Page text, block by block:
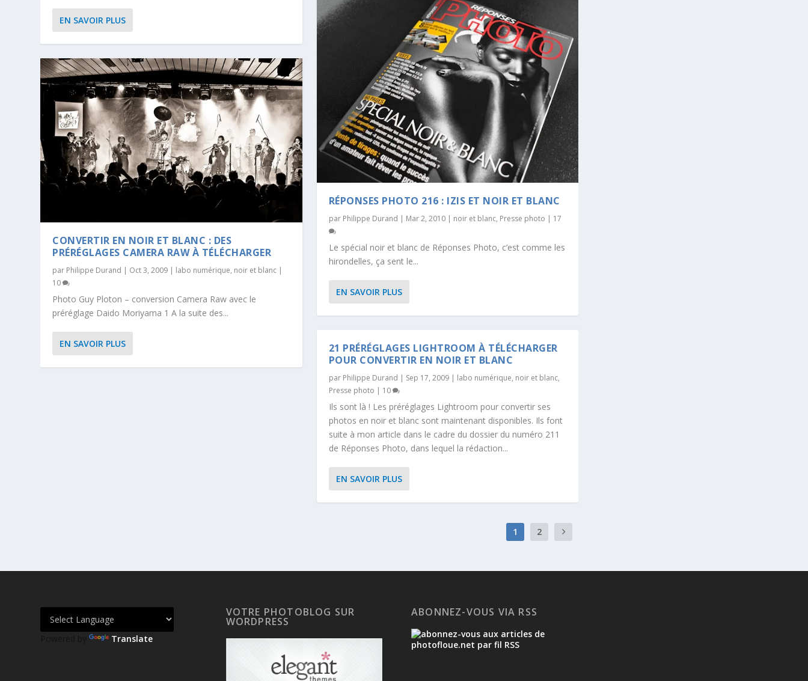
EN SAVOIR PLUS
CONVERTIR EN NOIR ET BLANC : DES
PRÉRÉGLAGES CAMERA RAW À TÉLÉCHARGER
par Philippe Durand | Oct 3, 2009 | labo numérique, noir et blanc |
10
Photo Guy Ploton – conversion Camera Raw avec le
préréglage Daido Moriyama 1 A la suite des...
EN SAVOIR PLUS
RÉPONSES PHOTO 216 : IZIS ET NOIR ET BLANC
par Philippe Durand | Mar 2, 2010| noir et blanc, Presse photo | 17
Le spécial noir et blanc de Réponses Photo, c’est comme les
hirondelles, ça sent le...
EN SAVOIR PLUS
21 PRÉRÉGLAGES LIGHTROOM À TÉLÉCHARGER
POUR CONVERTIR EN NOIR ET BLANC
par Philippe Durand | Sep 17, 2009| labo numérique, noir et blanc,
Presse photo | 10
Ils sont là ! Les préréglages Lightroom pour convertir ses
photos en noir et blanc sont maintenant disponibles. Ils font
suite à mon article dans le cadre du dossier du numéro 211
de Réponses Photo, dans lequel la rédaction...
EN SAVOIR PLUS
1 2
Powered by Translate
VOTRE PHOTOBLOG SUR
WORDPRESS
ABONNEZ-VOUS VIA RSS